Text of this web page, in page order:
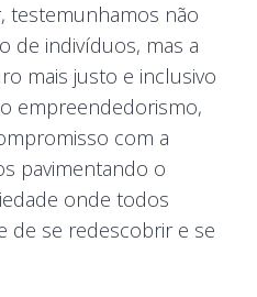
testemunhamos não
de indivíduos, mas a
mais justo e inclusivo
empreendedorismo,
com a
pavimentando o
onde todos
de se redescobrir e se